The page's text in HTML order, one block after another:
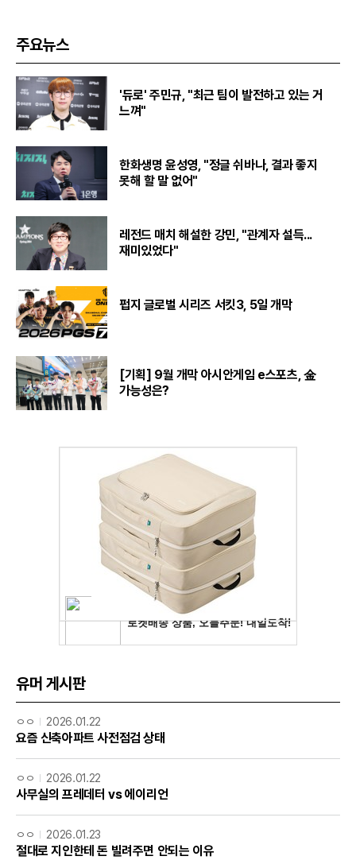
주요뉴스
'듀로' 주민규, "최근 팀이 발전하고 있는 거
느껴"
한화생명 윤성영, "정글 쉬바나, 결과 좋지
못해 할 말 없어"
레전드 매치 해설한 강민, "관계자 설득...
재미있었다"
펍지 글로벌 시리즈 서킷3, 5일 개막
[기획] 9월 개막 아시안게임 e스포츠, 金
가능성은?
유머 게시판
ㅇㅇ 2026.01.22
요즘 신축아파트 사전점검 상태
ㅇㅇ 2026.01.22
사무실의 프레데터 vs 에이리언
ㅇㅇ 2026.01.23
절대로 지인한테 돈 빌려주면 안되는 이유